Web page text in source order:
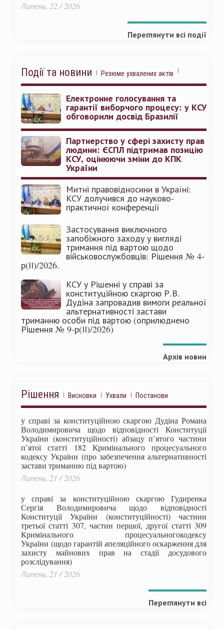
Липень, 22 / 2026
Переглянути всі події
Події та новини Резюме ухвалених актів
Електронне голосування та
гарантії виборчого процесу: у КСУ
обговорили досвід Бразилії
Партнерство у сфері захисту прав
людини: ЄСПЛ підтримав позицію
КСУ, оцінюючи зміни до КПК
України
Митні правовідносини в Україні:
КСУ долучився до науково-
практичної конференції
Застосування виключного
запобіжного заходу у вигляді
тримання під вартою щодо
військовослужбовців: Рішення № 4-
р(ІІ)/2026.
КСУ у Рішенні у справі за
конституційною скаргою Р.В.
Дудіна запровадив вимоги реальної
альтернативності застави
триманню особи під вартою (оприлюднено
Рішення № 9-р(ІІ)/2026)
Архів новин
Рішення Висновки Ухвали Постанови
у справі за конституційною скаргою Дудіна Романа
Володимировича щодо відповідності Конституції
України (конституційності) абзацу п’ятого частини
п’ятої статті 182 Кримінального процесуального
кодексу України (про забезпечення альтернативності
застави триманню під вартою)
Липень, 21 / 2026
у справі за конституційною скаргою Гудиренка
Сергія Володимировича щодо відповідності
Конституції України (конституційності) частини
третьої статті 307, частин першої, другої статті 309
Кримінального процесуальногокодексу
України (щодо гарантій апеляційного оскарження для
захисту майнових прав на стадії досудового
розслідування)
Липень, 21 / 2026
Переглянути всі